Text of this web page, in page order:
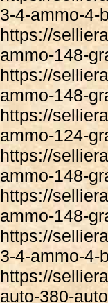
3-4-ammo-4-
https://
ammo-148-
https://
ammo-148-
https://
ammo-124-
https://
ammo-148-
https://
ammo-148-
https://
3-4-ammo-4-
https://
auto-380-